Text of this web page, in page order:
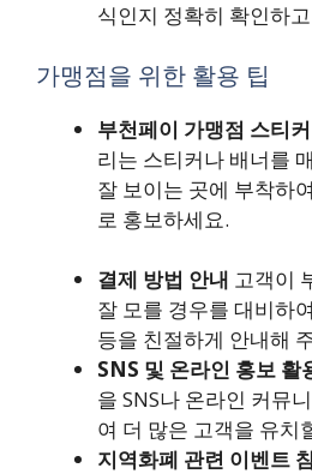
식인지 정확히 확인하
가맹점을 위한 활용 팁
부천페이 가맹점 스티
리는 스티커나 배너를
잘 보이는 곳에 부착하
로 홍보하세요.
결제 방법 안내 고객이
잘 모를 경우를 대비하
등을 친절하게 안내해
SNS 및 온라인 홍보 활
을 SNS나 온라인 커뮤
여 더 많은 고객을 유치
지역화폐 관련 이벤트